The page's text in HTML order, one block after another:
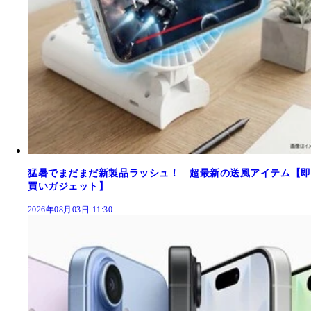
猛暑でまだまだ新製品ラッシュ！ 超最新の送風アイテム【即
買いガジェット】
2026年08月03日 11:30